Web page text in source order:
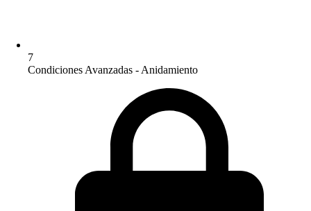
7
Condiciones Avanzadas - Anidamiento